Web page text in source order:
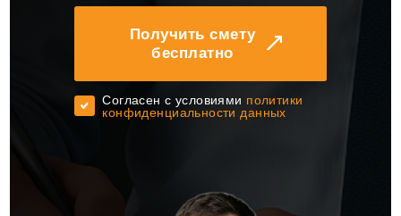
Получить смету
бесплатно
Cогласен с условиями политики
конфиденциальности данных